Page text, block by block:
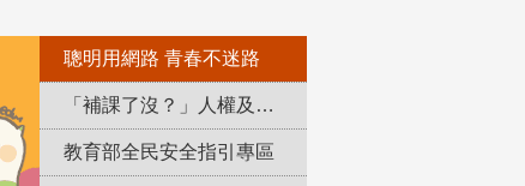
聰明用網路 青春不迷路
「補課了沒？」人權及轉型正義教育專區
教育部全民安全指引專區